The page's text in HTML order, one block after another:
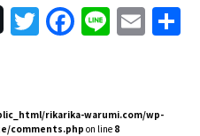
Twitter
Facebook
LineEmail
rikarika-warumi.com/wp-
comments.phpon line 8